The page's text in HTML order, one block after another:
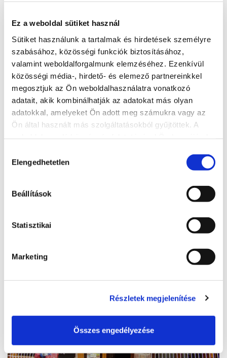
Ez a weboldal sütiket használ
Sütiket használunk a tartalmak és hirdetések személyre
szabásához, közösségi funkciók biztosításához,
valamint weboldalforgalmunk elemzéséhez. Ezenkívül
közösségi média-, hirdető- és elemező partnereinkkel
megosztjuk az Ön weboldalhasználatra vonatkozó
adatait, akik kombinálhatják az adatokat más olyan
adatokkal, amelyeket Ön adott meg számukra vagy az
Ön által használt más szolgáltatásokból gyűjtöttek. A
kiválasztása
Elengedhetetlen
Beállítások
Statisztikai
Marketing
Részletek megjelenítése
Összes engedélyezése
Cím: 8600 Siófok, Fő tér tér 8.
5303-909
Nyitvatartás
Ma: 08:30 - 22:00
Asztalfoglalás
+36 84 506 573
Weboldal